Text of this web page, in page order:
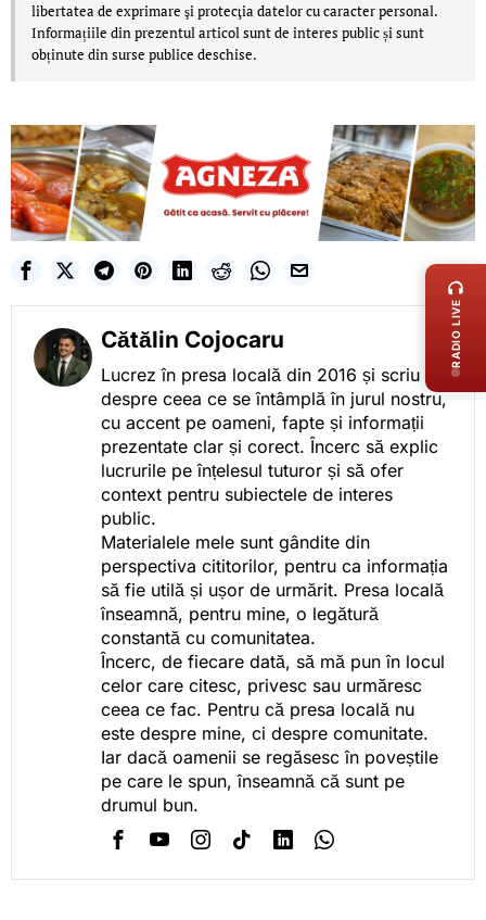
libertatea de exprimare şi protecţia datelor cu caracter personal.
Informațiile din prezentul articol sunt de interes public și sunt
obținute din surse publice deschise.
Cătălin Cojocaru
Lucrez în presa locală din 2016 și scriu
despre ceea ce se întâmplă în jurul nostru,
cu accent pe oameni, fapte și informații
prezentate clar și corect. Încerc să explic
lucrurile pe înțelesul tuturor și să ofer
context pentru subiectele de interes
public.
Materialele mele sunt gândite din
perspectiva cititorilor, pentru ca informația
să fie utilă și ușor de urmărit. Presa locală
înseamnă, pentru mine, o legătură
constantă cu comunitatea.
Încerc, de fiecare dată, să mă pun în locul
celor care citesc, privesc sau urmăresc
ceea ce fac. Pentru că presa locală nu
este despre mine, ci despre comunitate.
Iar dacă oamenii se regăsesc în poveștile
pe care le spun, înseamnă că sunt pe
drumul bun.
LIVE
RADIO LIVE